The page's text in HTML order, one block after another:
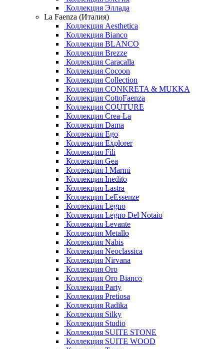
Коллекция Эллада
La Faenza (Италия)
Коллекция Aesthetica
Коллекция Bianco
Коллекция BLANCO
Коллекция Brezze
Коллекция Caracalla
Коллекция Cocoon
Коллекция Collection
Коллекция CONKRETA & MUKKA
Коллекция CottoFaenza
Коллекция COUTURE
Коллекция Crea-La
Коллекция Dama
Коллекция Ego
Коллекция Explorer
Коллекция Fili
Коллекция Gea
Коллекция I Marmi
Коллекция Inedito
Коллекция Lastra
Коллекция LeEssenze
Коллекция Legno
Коллекция Legno Del Notaio
Коллекция Levante
Коллекция Metallo
Коллекция Nabis
Коллекция Neoclassica
Коллекция Nirvana
Коллекция Oro
Коллекция Oro Bianco
Коллекция Party
Коллекция Pretiosa
Коллекция Radika
Коллекция Silky
Коллекция Studio
Коллекция SUITE STONE
Коллекция SUITE WOOD